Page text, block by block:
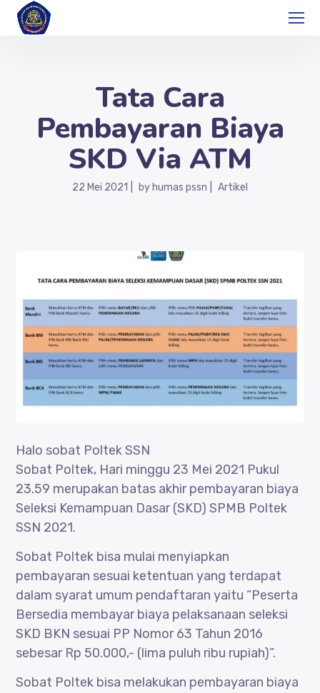
Tata Cara
Pembayaran Biaya
SKD Via ATM
22 Mei 2021 by humas pssn Artikel
Halo sobat Poltek SSN
Sobat Poltek, Hari minggu 23 Mei 2021 Pukul
23.59 merupakan batas akhir pembayaran biaya
Seleksi Kemampuan Dasar (SKD) SPMB Poltek
SSN 2021.
Sobat Poltek bisa mulai menyiapkan
pembayaran sesuai ketentuan yang terdapat
dalam syarat umum pendaftaran yaitu “Peserta
Bersedia membayar biaya pelaksanaan seleksi
SKD BKN sesuai PP Nomor 63 Tahun 2016
sebesar Rp 50.000,- (lima puluh ribu rupiah)”.
Sobat Poltek bisa melakukan pembayaran biaya